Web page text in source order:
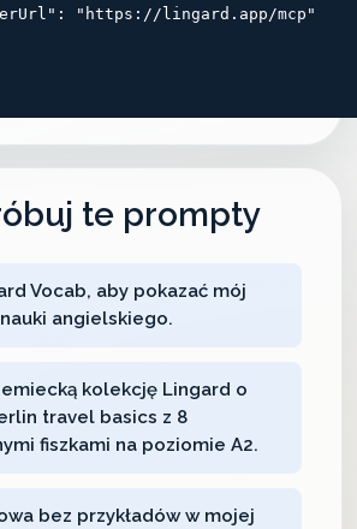
"https://lingard.app/mcp"
te prompty
Vocab, aby pokazać mój
angielskiego.
kolekcję Lingard o
travel basics z 8
fiszkami na poziomie A2.
bez przykładów w mojej